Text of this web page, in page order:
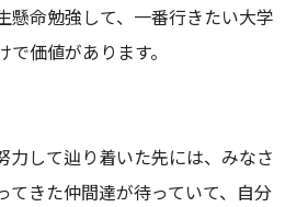
懸命勉強して、一番行きたい大学
価値があります。
力して辿り着いた先には、みなさ
てきた仲間達が待っていて、自分